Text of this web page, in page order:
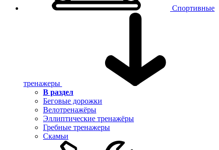
Спортивные
тренажеры
В раздел
Беговые дорожки
Велотренажёры
Эллиптические тренажёры
Гребные тренажеры
Скамьи